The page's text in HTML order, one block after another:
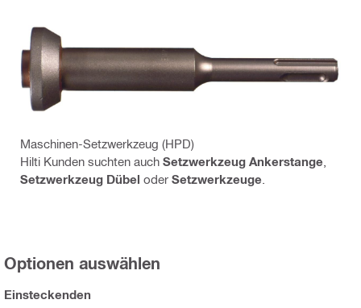
Maschinen-Setzwerkzeug (HPD)
Hilti Kunden suchten auch Setzwerkzeug Ankerstange
Setzwerkzeug Dübel oder Setzwerkzeuge
Optionen auswählen
Einsteckenden